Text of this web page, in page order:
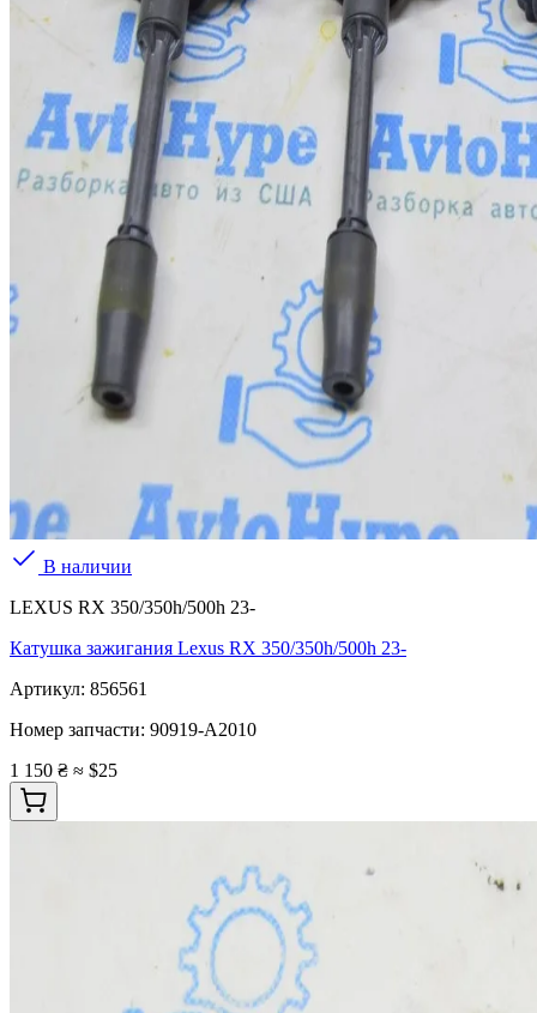
В наличии
LEXUS RX 350/350h/500h 23-
Катушка зажигания Lexus RX 350/350h/500h 23-
Артикул: 856561
Номер запчасти: 90919-A2010
1 150 ₴ ≈ $25